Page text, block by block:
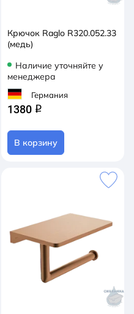
Крючок Raglo R320.052.33
(медь)
Наличие уточняйте у
менеджера
Германия
1380 q
В корзину